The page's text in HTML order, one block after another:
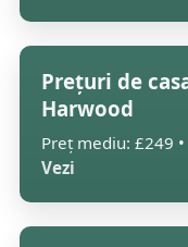
Prețuri de
Harwood
Preț mediu: £249
Vezi